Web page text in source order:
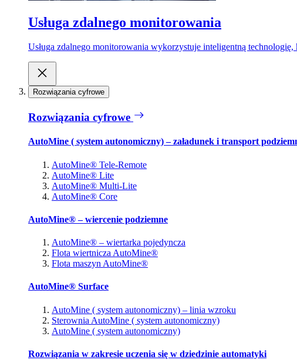
Usługa zdalnego monitorowania
Usługa zdalnego monitorowania wykorzystuje inteligentną
Rozwiązania cyfrowe
Rozwiązania cyfrowe
AutoMine ( system autonomiczny) – załadunek i transport
AutoMine® Tele-Remote
AutoMine® Lite
AutoMine® Multi-Lite
AutoMine® Core
AutoMine® – wiercenie podziemne
AutoMine® – wiertarka pojedyncza
Flota wiertnicza AutoMine®
Flota maszyn AutoMine®
AutoMine® Surface
AutoMine ( system autonomiczny) – linia wzroku
Sterownia AutoMine ( system autonomiczny)
AutoMine ( system autonomiczny)
Rozwiązania w zakresie uczenia się w dziedzinie automatyki